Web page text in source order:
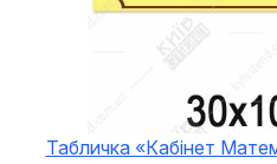
Табличка «Кабінет